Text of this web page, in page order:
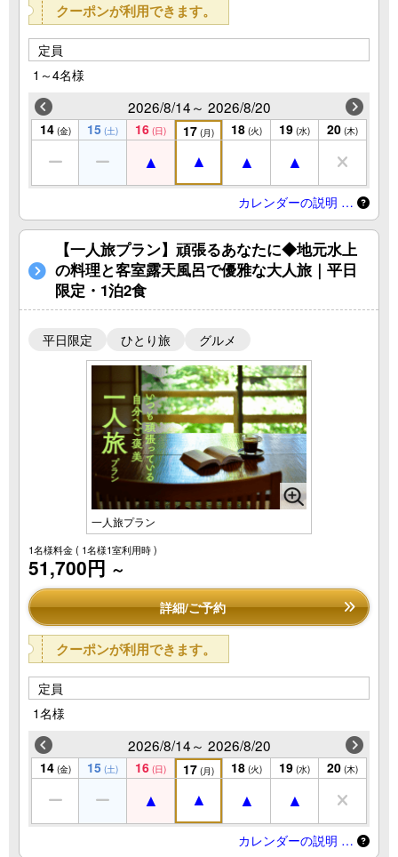
クーポンが利用できます。
定員
1～4名様
2026/8/14～ 2026/8/20
14 (金) 15 (土) 16 (日) 17 (月) 18 (火) 19 (水) 20 (木)
カレンダーの説明 …
【一人旅プラン】頑張るあなたに◆地元水上
の料理と客室露天風呂で優雅な大人旅｜平日
限定・1泊2食
平日限定 ひとり旅 グルメ
一人旅プラン
1名様料金( 1名様1室利用時 )
51,700円 ～
詳細/ご予約
クーポンが利用できます。
定員
1名様
2026/8/14～ 2026/8/20
14 (金) 15 (土) 16 (日) 17 (月) 18 (火) 19 (水) 20 (木)
カレンダーの説明 …